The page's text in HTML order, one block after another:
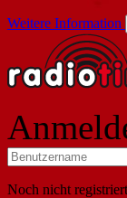
Weitere Information
Noch nicht